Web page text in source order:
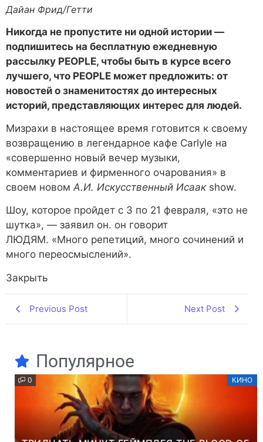
Дайан Фрид/Гетти
Никогда не пропустите ни одной истории —
подпишитесь на бесплатную ежедневную
рассылку PEOPLE, чтобы быть в курсе всего
лучшего, что PEOPLE может предложить: от
новостей о знаменитостях до интересных
историй, представляющих интерес для людей.
Мизрахи в настоящее время готовится к своему
возвращению в легендарное кафе Carlyle на
«совершенно новый вечер музыки,
комментариев и фирменного очарования» в
своем новом А.И. Искусственный Исаак show.
Шоу, которое пройдет с 3 по 21 февраля, «это не
шутка», — заявил он. он говорит
ЛЮДЯМ. «Много репетиций, много сочинений и
много переосмыслений».
Закрыть
Previous Post Next Post
Популярное
0 КИНО